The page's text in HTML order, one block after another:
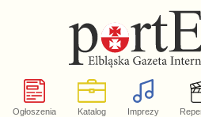
Ogłoszenia Katalog Imprezy